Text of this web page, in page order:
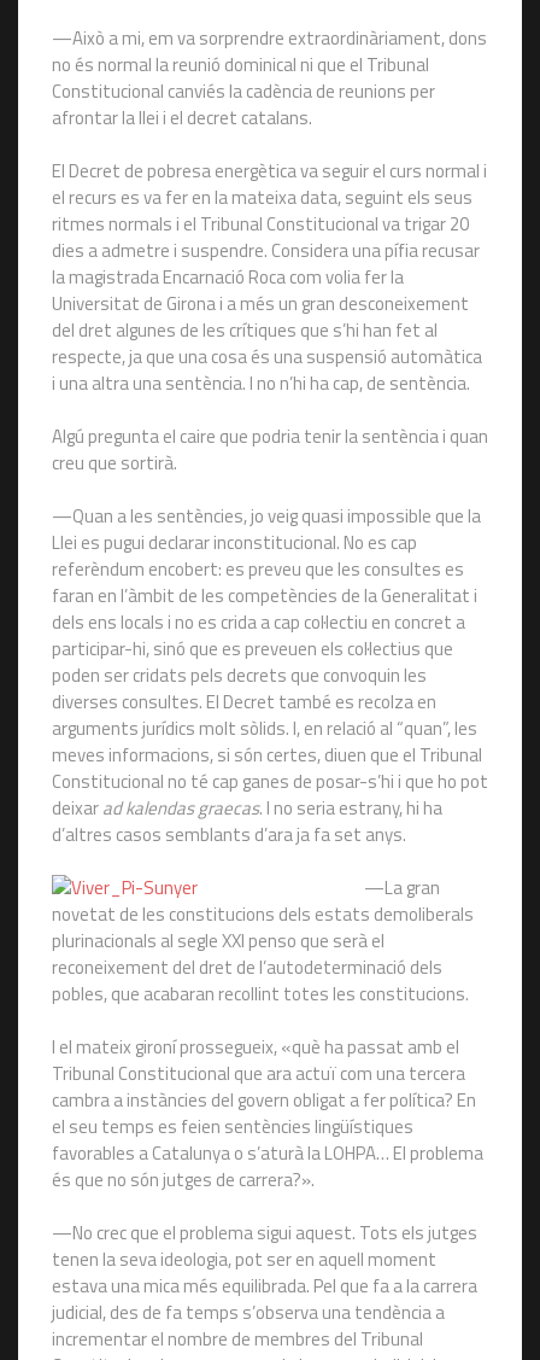
—Això a mi, em va sorprendre extraordinàriament, dons
no és normal la reunió dominical ni que el Tribunal
Constitucional canviés la cadència de reunions per
afrontar la llei i el decret catalans.
El Decret de pobresa energètica va seguir el curs normal i
el recurs es va fer en la mateixa data, seguint els seus
ritmes normals i el Tribunal Constitucional va trigar 20
dies a admetre i suspendre. Considera una pífia recusar
la magistrada Encarnació Roca com volia fer la
Universitat de Girona i a més un gran desconeixement
del dret algunes de les crítiques que s’hi han fet al
respecte, ja que una cosa és una suspensió automàtica
i una altra una sentència. I no n’hi ha cap, de sentència.
Algú pregunta el caire que podria tenir la sentència i quan
creu que sortirà.
—Quan a les sentències, jo veig quasi impossible que la
Llei es pugui declarar inconstitucional. No es cap
referèndum encobert: es preveu que les consultes es
faran en l’àmbit de les competències de la Generalitat i
dels ens locals i no es crida a cap col·lectiu en concret a
participar-hi, sinó que es preveuen els col·lectius que
poden ser cridats pels decrets que convoquin les
diverses consultes. El Decret també es recolza en
arguments jurídics molt sòlids. I, en relació al “quan”, les
meves informacions, si són certes, diuen que el Tribunal
Constitucional no té cap ganes de posar-s’hi i que ho pot
deixarad kalendas graecas. I no seria estrany, hi ha
d’altres casos semblants d’ara ja fa set anys.
—La gran
novetat de les constitucions dels estats demoliberals
plurinacionals al segle XXI penso que serà el
reconeixement del dret de l’autodeterminació dels
pobles, que acabaran recollint totes les constitucions.
I el mateix gironí prossegueix, «què ha passat amb el
Tribunal Constitucional que ara actuï com una tercera
cambra a instàncies del govern obligat a fer política? En
el seu temps es feien sentències lingüístiques
favorables a Catalunya o s’aturà la LOHPA… El problema
és que no són jutges de carrera?».
—No crec que el problema sigui aquest. Tots els jutges
tenen la seva ideologia, pot ser en aquell moment
estava una mica més equilibrada. Pel que fa a la carrera
judicial, des de fa temps s’observa una tendència a
incrementar el nombre de membres del Tribunal